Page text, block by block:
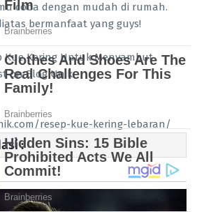
coba dengan mudah di rumah.
bermanfaat yang guys!
Kue Kering Untuk Menyambut
on Blog Unik.
resep-kue-kering-lebaran/
: